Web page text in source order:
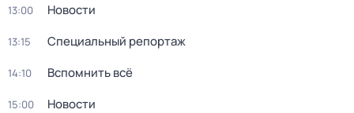
13:00 Новости
13:15 Специальный репортаж
14:10 Вспомнить всё
15:00 Новости